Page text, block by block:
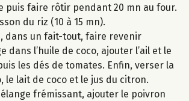
puis faire rôtir pendant 20 mn au four.
du riz (10 à 15 mn).
dans un fait-tout, faire revenir
dans l’huile de coco, ajouter l’ail et le
les dés de tomates. Enfin, verser la
le lait de coco et le jus du citron.
frémissant, ajouter le poivron